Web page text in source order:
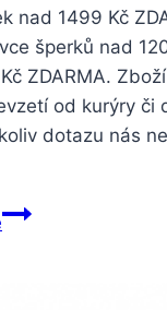
nad 1499 Kč
šperků nad
ZDARMA.
od kurýry
dotazu nás
Smartuj